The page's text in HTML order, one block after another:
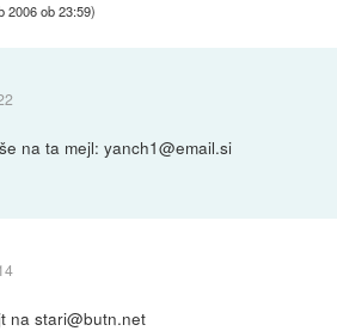
2006 ob 23:59)
na ta mejl: yanch1@email.si
na stari@butn.net